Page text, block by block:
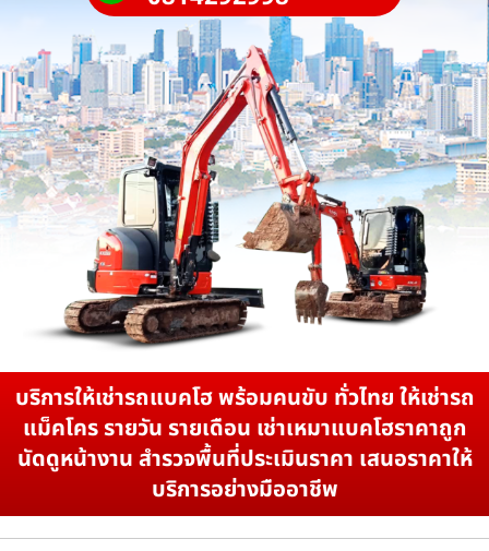
บริการให้เช่ารถแบคโฮ พร้อมคนขับ ทั่วไทย ให้เช่ารถ
แม็คโคร รายวัน รายเดือน เช่าเหมาแบคโฮราคาถูก
นัดดูหน้างาน สำรวจพื้นที่ประเมินราคา เสนอราคาให้
บริการอย่างมืออาชีพ